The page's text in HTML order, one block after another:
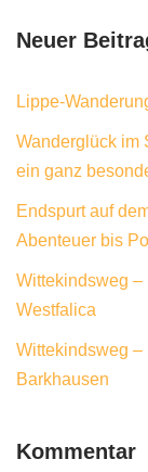
Neuer
Lippe-
Wanderglück im
ein ganz
Endspurt auf
Abenteuer bis
Wittekindsweg –
Westfalica
Wittekindsweg –
Barkhausen
Kommentar